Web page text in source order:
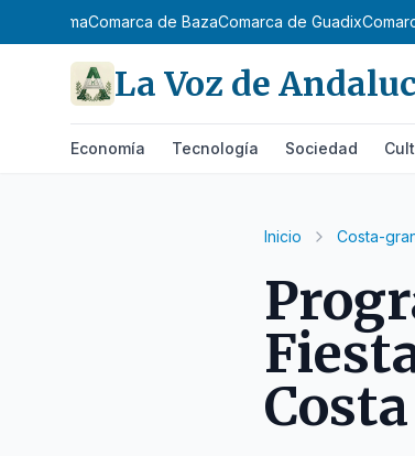
de AlhamaComarca de BazaComarca de Guadix
La Voz de
Economía Tecnología Sociedad
Inicio Costa-